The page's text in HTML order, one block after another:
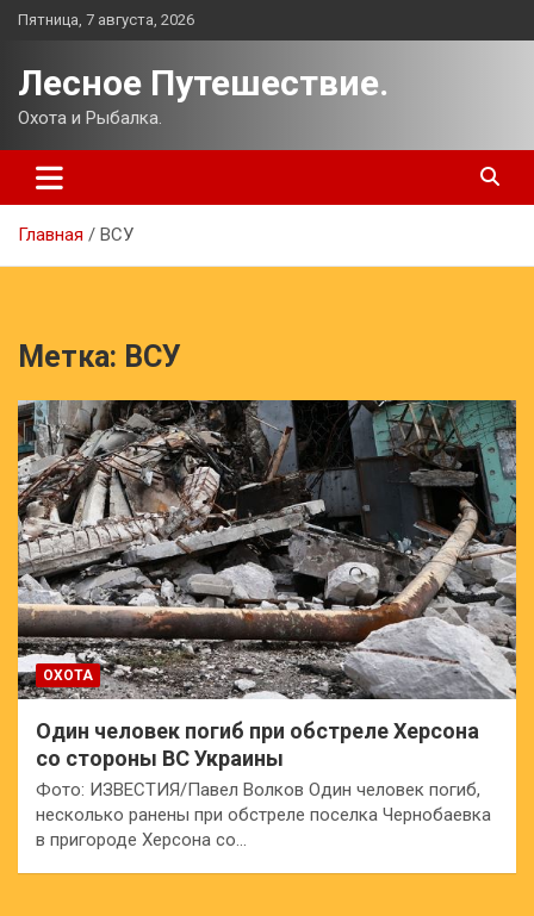
Перейти
Пятница, 7 августа, 2026
Лесное Путешествие.
Охота и Рыбалка.
Главная ВСУ
Метка: ВСУ
ОХОТА
Один человек погиб при обстреле Херсона
со стороны ВС Украины
Фото: ИЗВЕСТИЯ/Павел Волков Один человек погиб,
несколько ранены при обстреле поселка Чернобаевка
в пригороде Херсона со…